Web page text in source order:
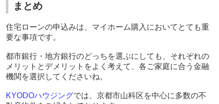
まとめ
住宅ローンの申込みは、マイホーム購入においてとても重
要な事項です。
都市銀行・地方銀行のどっちを選ぶにしても、それぞれの
メリットとデメリットをよく考えて、各ご家庭に合う金融
機関を選択してくださいね。
KYODOハウジングでは、京都市山科区を中心に多数の不